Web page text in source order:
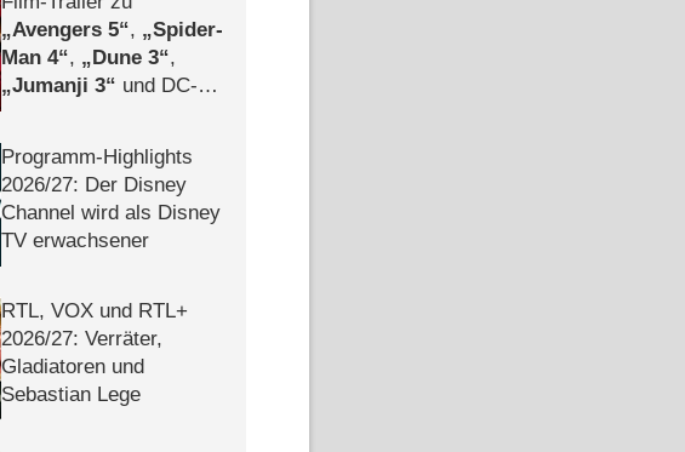
Avengers 5 ,
Spider-
Man 4 , Dune 3 ,
Jumanji 3
und DC-
Programm-Highlights
2026/​27: Der Disney
Channel wird als Disney
TV erwachsener
RTL, VOX und RTL+
2026/​27: Verräter,
Gladiatoren und
Sebastian Lege